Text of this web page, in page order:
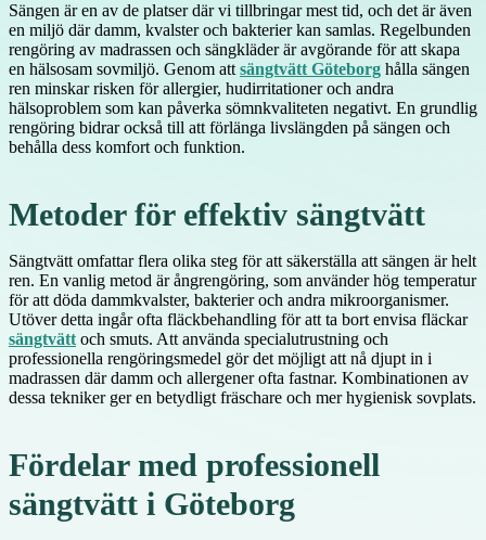
Sängen är en av de platser där vi tillbringar mest tid, och det är även
en miljö där damm, kvalster och bakterier kan samlas. Regelbunden
rengöring av madrassen och sängkläder är avgörande för att skapa
en hälsosam sovmiljö. Genom att sängtvätt Göteborg hålla sängen
ren minskar risken för allergier, hudirritationer och andra
hälsoproblem som kan påverka sömnkvaliteten negativt. En grundlig
rengöring bidrar också till att förlänga livslängden på sängen och
behålla dess komfort och funktion.
Metoder för effektiv sängtvätt
Sängtvätt omfattar flera olika steg för att säkerställa att sängen är helt
ren. En vanlig metod är ångrengöring, som använder hög temperatur
för att döda dammkvalster, bakterier och andra mikroorganismer.
Utöver detta ingår ofta fläckbehandling för att ta bort envisa fläckar
sängtvätt och smuts. Att använda specialutrustning och
professionella rengöringsmedel gör det möjligt att nå djupt in i
madrassen där damm och allergener ofta fastnar. Kombinationen av
dessa tekniker ger en betydligt fräschare och mer hygienisk sovplats.
Fördelar med professionell
sängtvätt i Göteborg